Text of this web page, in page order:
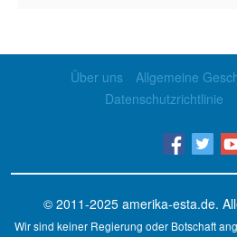
Über uns
Allgemeine
Datenschutzrichtlinie
© 2011-2025 amerika-esta.de.
Wir sind keiner Regierung oder Botschaft